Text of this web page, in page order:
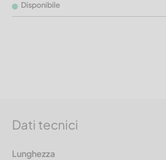
Disponibile
Dati tecnici
Lunghezza